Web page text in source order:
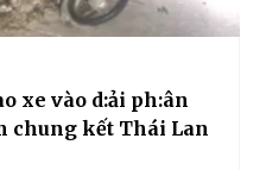
xe vào d:ải ph:ân
chung kết Thái Lan